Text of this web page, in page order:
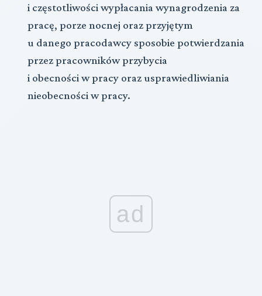
i częstotliwości wypłacania wynagrodzenia za
pracę, porze nocnej oraz przyjętym
u danego pracodawcy sposobie potwierdzania
przez pracowników przybycia
i obecności w pracy oraz usprawiedliwiania
nieobecności w pracy.
ad